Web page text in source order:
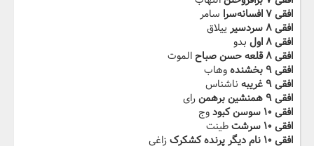
افقی ۷ افسانه‌سرا
سامر
افقی ۸ سردسیر
ییلاق
افقی ۸ اول
بدو
افقی ۸ قلعه حسن صباح
الموت
افقی ۹ بخشنده
وهاب
افقی ۹ غریبه
ناشناس
افقی ۹ همنشین برهمن
رای
افقی ۱۰ سوسن کبود
وج
افقی ۱۰ سرشت
طینت
افقی ۱۰ نام دیگر پرنده کشکرک
زاغی